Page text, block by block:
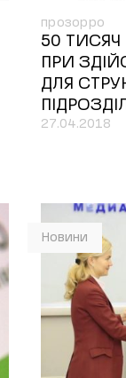
прозорро
50 ТИСЯЧ
ПРИ
ДЛЯ
27.04.2018
Новини